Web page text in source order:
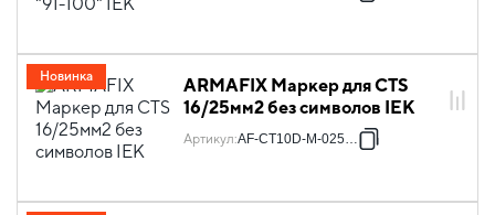
ARMAFIX Маркер для CTS
16/25мм2 без символов IEK
Артикул:AF-CT10D-M-025-00
Новинка